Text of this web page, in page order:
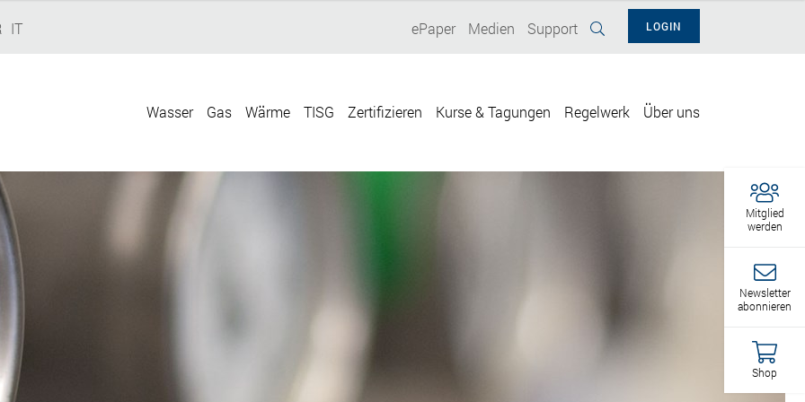
Mitglied
werden
Newsletter
abonnieren
Shop
IT LOGIN
ePaper Medien Support
Wasser Gas Wärme TISG Zertifizieren Kurse & Tagungen Regelwerk Über uns